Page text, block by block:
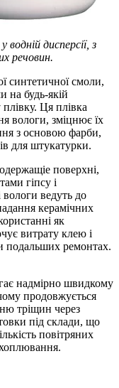
дисперсії, з
речовин.
синтетичної смоли,
на будь-якій
Ця плівка
вологи, зміцнює їх
з основою фарби,
для штукатурки.
поверхні,
гіпсу і
ведуть до
керамічних
як
витрату клею і
подальших ремонтах.
надмірно швидкому
продовжується
тріщин через
під склади, що
повітряних